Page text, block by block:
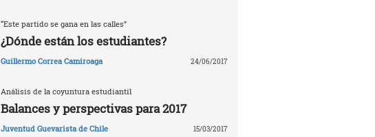
“Este partido se gana en las calles”
¿Dónde están los estudiantes?
Guillermo Correa Camiroaga 24/06/2017
Análisis de la coyuntura estudiantil
Balances y perspectivas para 2017
Juventud Guevarista de Chile 15/03/2017